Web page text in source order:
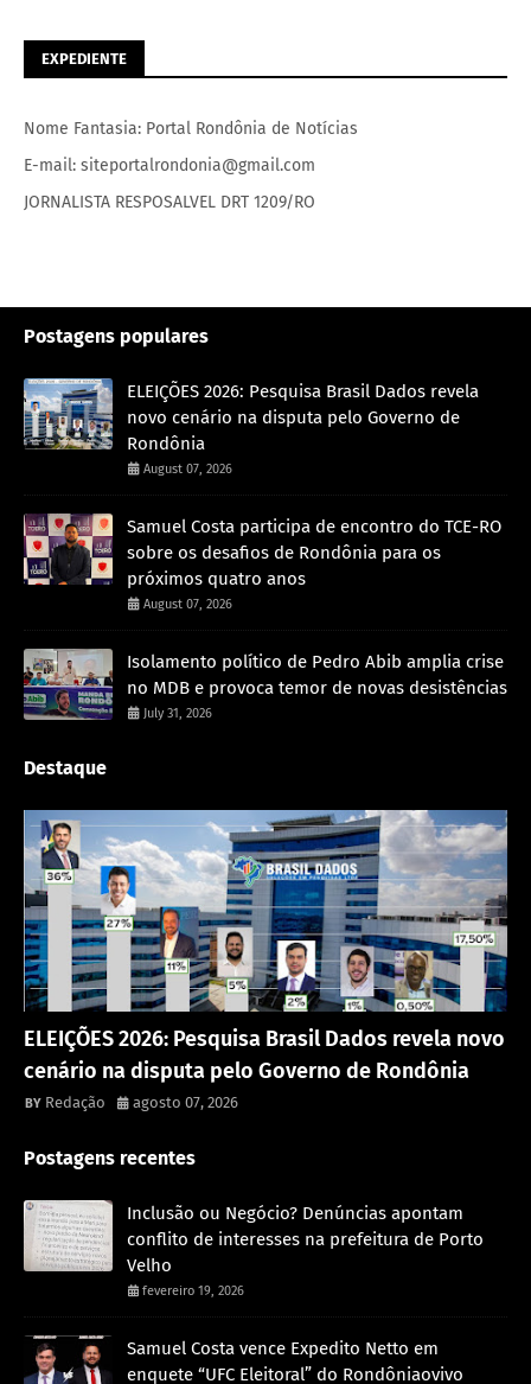
EXPEDIENTE
Nome Fantasia: Portal Rondônia de Notícias
E-mail: siteportalrondonia@gmail.com
JORNALISTA RESPOSALVEL DRT 1209/RO
Postagens populares
ELEIÇÕES 2026: Pesquisa Brasil Dados revela
novo cenário na disputa pelo Governo de
Rondônia
August 07, 2026
Samuel Costa participa de encontro do TCE-RO
sobre os desafios de Rondônia para os
próximos quatro anos
August 07, 2026
Isolamento político de Pedro Abib amplia crise
no MDB e provoca temor de novas desistências
July 31, 2026
Destaque
ELEIÇÕES 2026: Pesquisa Brasil Dados revela novo
cenário na disputa pelo Governo de Rondônia
Redação agosto 07, 2026
Postagens recentes
Inclusão ou Negócio? Denúncias apontam
conflito de interesses na prefeitura de Porto
Velho
fevereiro 19, 2026
Samuel Costa vence Expedito Netto em
enquete “UFC Eleitoral” do Rondôniaovivo